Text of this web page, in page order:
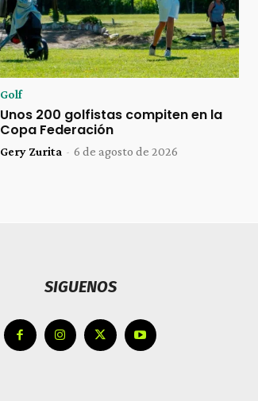
Golf
Unos 200 golfistas compiten en la
Copa Federación
Gery Zurita - 6 de agosto de 2026
SIGUENOS